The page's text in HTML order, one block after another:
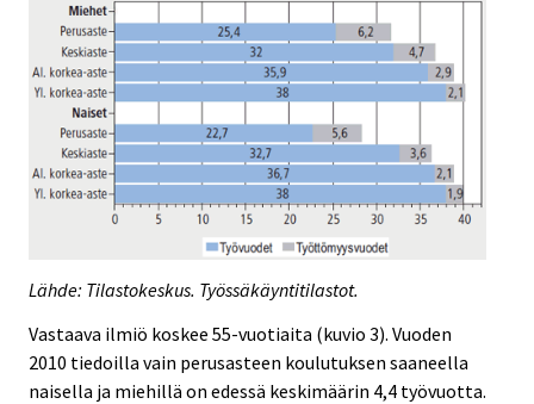
Lähde: Tilastokeskus. Työssäkäyntitilastot.
Vastaava ilmiö koskee 55-vuotiaita (kuvio 3). Vuoden
2010 tiedoilla vain perusasteen koulutuksen saaneella
naisella ja miehillä on edessä keskimäärin 4,4 työvuotta.